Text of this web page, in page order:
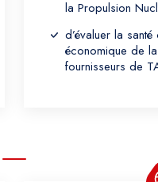
la Propulsion
d’évaluer la
économique de
fournisseurs de